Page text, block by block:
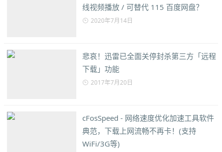
线视频播放 / 可替代 115 百度网盘？
2020年7月14日
悲哀！迅雷已全面关停封杀第三方「远程
下载」功能
2017年7月20日
cFosSpeed - 网络速度优化加速工具软件
典范，下载上网流畅不再卡！(支持
WiFi/3G等)